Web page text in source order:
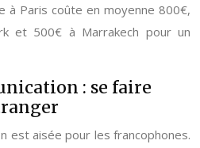
à Paris coûte en moyenne 800€,
et 500€ à Marrakech pour un
: se faire
est aisée pour les francophones.